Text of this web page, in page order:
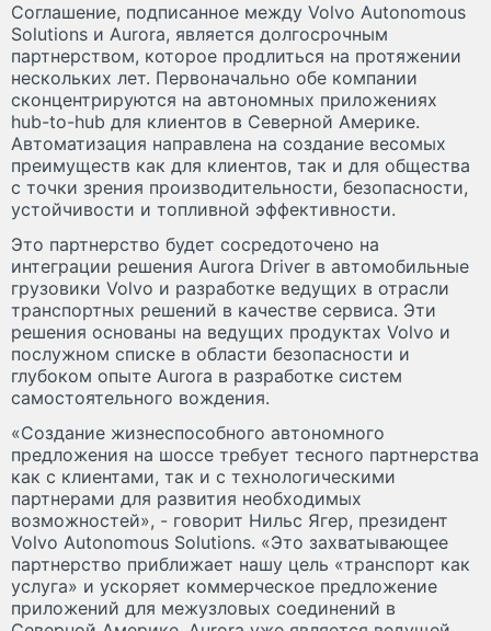
Соглашение, подписанное между Volvo Autonomous
Solutions и Aurora, является долгосрочным
партнерством, которое продлиться на протяжении
нескольких лет. Первоначально обе компании
сконцентрируются на автономных приложениях
hub-to-hub для клиентов в Северной Америке.
Автоматизация направлена на создание весомых
преимуществ как для клиентов, так и для общества
с точки зрения производительности, безопасности,
устойчивости и топливной эффективности.
Это партнерство будет сосредоточено на
интеграции решения Aurora Driver в автомобильные
грузовики Volvo и разработке ведущих в отрасли
транспортных решений в качестве сервиса. Эти
решения основаны на ведущих продуктах Volvo и
послужном списке в области безопасности и
глубоком опыте Aurora в разработке систем
самостоятельного вождения.
«Создание жизнеспособного автономного
предложения на шоссе требует тесного партнерства
как с клиентами, так и с технологическими
партнерами для развития необходимых
возможностей», - говорит Нильс Ягер, президент
Volvo Autonomous Solutions. «Это захватывающее
партнерство приближает нашу цель «транспорт как
услуга» и ускоряет коммерческое предложение
приложений для межузловых соединений в